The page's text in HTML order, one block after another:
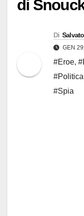
di
Di
GEN
#Eroe,
#Politica
#Spia